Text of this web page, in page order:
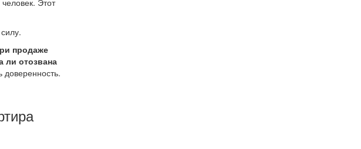
Этот
продаже
ли отозвана